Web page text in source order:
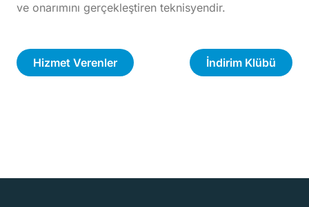
ve onarımını gerçekleştiren teknisyendir.
Hizmet Verenler İndirim Klübü